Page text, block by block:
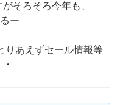
そろそろ今年も、
ー
りあえずセール情報等